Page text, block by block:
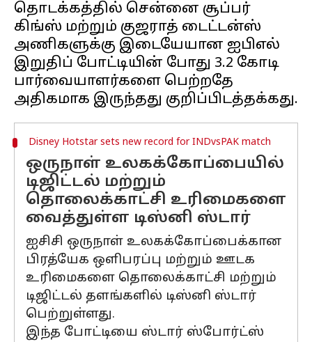
தொடக்கத்தில் சென்னை சூப்பர்
கிங்ஸ் மற்றும் குஜராத் டைட்டன்ஸ்
அணிகளுக்கு இடையேயான ஐபிஎல்
இறுதிப் போட்டியின் போது 3.2 கோடி
பார்வையாளர்களை பெற்றதே
Disney Hotstar sets new record for INDvsPAK match
ஒருநாள் உலகக்கோப்பையில்
டிஜிட்டல் மற்றும்
தொலைக்காட்சி உரிமைகளை
வைத்துள்ள டிஸ்னி ஸ்டார்
ஐசிசி ஒருநாள் உலகக்கோப்பைக்கான
பிரத்யேக ஒளிபரப்பு மற்றும் ஊடக
உரிமைகளை தொலைக்காட்சி மற்றும்
டிஜிட்டல் தளங்களில் டிஸ்னி ஸ்டார்
பெற்றுள்ளது.
இந்த போட்டியை ஸ்டார் ஸ்போர்ட்ஸ்